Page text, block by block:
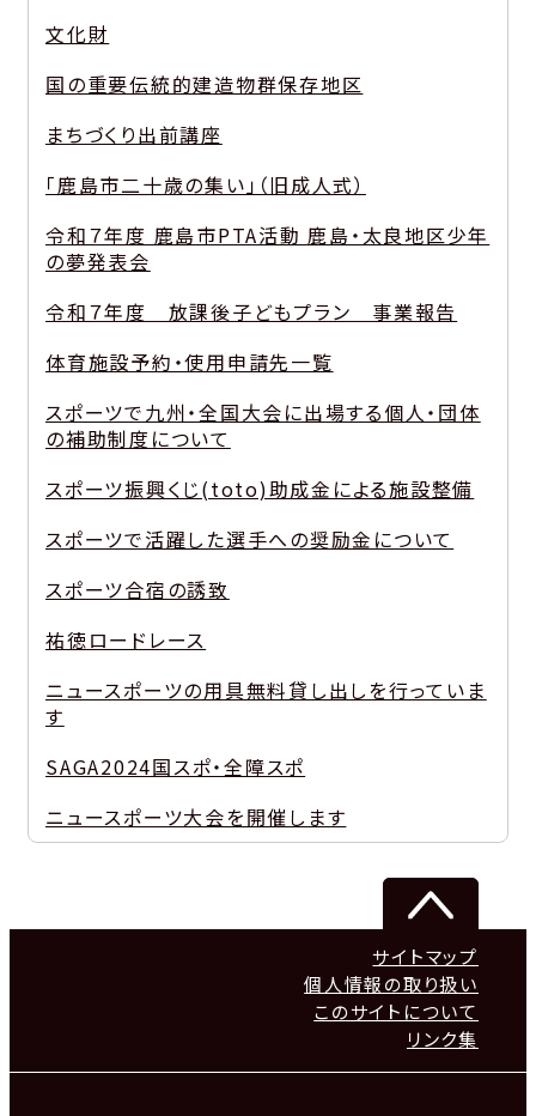
文化財
国の重要伝統的建造物群保存地区
まちづくり出前講座
「鹿島市二十歳の集い」（旧成人式）
令和７年度 鹿島市PTA活動 鹿島・太良地区少年
の夢発表会
令和７年度 放課後子どもプラン 事業報告
体育施設予約・使用申請先一覧
スポーツで九州・全国大会に出場する個人・団体
の補助制度について
スポーツ振興くじ(toto)助成金による施設整備
スポーツで活躍した選手への奨励金について
スポーツ合宿の誘致
祐徳ロードレース
ニュースポーツの用具無料貸し出しを行っていま
す
SAGA2024国スポ・全障スポ
ニュースポーツ大会を開催します
サイトマップ
個人情報の取り扱い
このサイトについて
リンク集